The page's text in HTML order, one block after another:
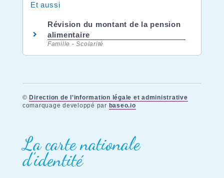
Et aussi
Révision du montant de la pension
alimentaire
Famille - Scolarité
© Direction de l'information légale et administrative
comarquage developpé par baseo.io
La carte nationale
d’identité